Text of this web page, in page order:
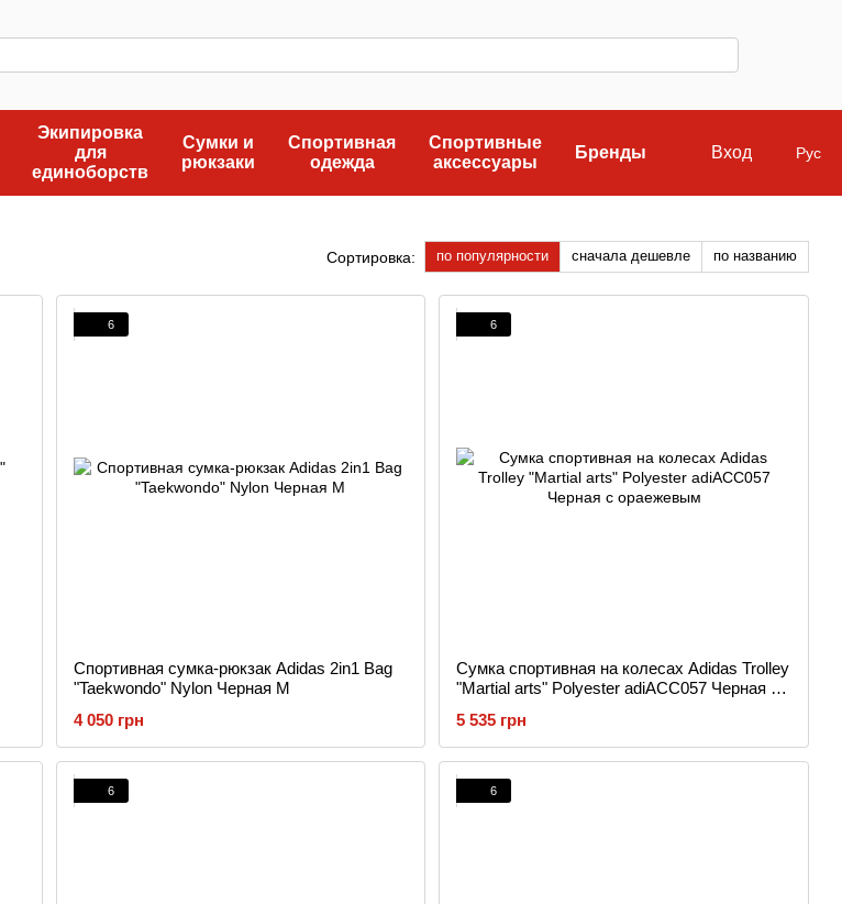
Экипировка
для
единоборств
Сумки и
рюкзаки
Спортивная
одежда
Спортивные
аксессуары
Бренды Вход Рус
Сортировка: по популярности сначала дешевле по названию
6
Спортивная сумка-рюкзак Adidas 2in1 Bag
"Taekwondo" Nylon Черная M
4 050 грн
6
Сумка спортивная на колесах Adidas Trolley
"Martial arts" Polyester adiACC057 Черная с
5 535 грн
6 6